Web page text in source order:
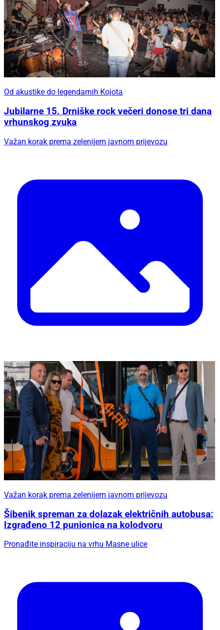
Od akustike do legendarnih Kojota
Jubilarne 15. Drniške rock večeri donose tri dana
vrhunskog zvuka
Važan korak prema zelenijem javnom prijevozu
Važan korak prema zelenijem javnom prijevozu
Šibenik spreman za dolazak električnih autobusa:
Izgrađeno 12 punionica na kolodvoru
Pronađite inspiraciju na vrhu Masne ulice